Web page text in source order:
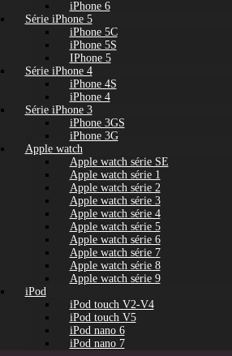
iPhone 6
Série iPhone 5
iPhone 5C
iPhone 5S
IPhone 5
Série iPhone 4
iPhone 4S
iPhone 4
Série iPhone 3
iPhone 3GS
iPhone 3G
Apple watch
Apple watch série SE
Apple watch série 1
Apple watch série 2
Apple watch série 3
Apple watch série 4
Apple watch série 5
Apple watch série 6
Apple watch série 7
Apple watch série 8
Apple watch série 9
iPod
iPod touch V2-V4
iPod touch V5
iPod nano 6
iPod nano 7